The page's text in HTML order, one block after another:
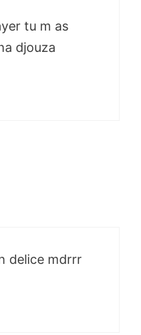
tu m as
djouza
delice mdrrr